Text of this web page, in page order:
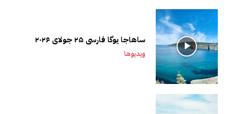
ساهاجا یوگا فارسی ۲۵ جولای ۲۰۲۶
ویدیوها